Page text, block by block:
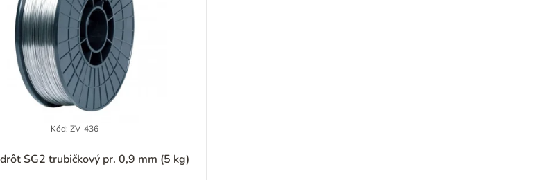
SG2 trubičkový pr. 0,9 mm (5 kg)
hodnotenie
Kód:ZV_436